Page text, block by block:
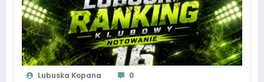
Lubuska Kopana 0